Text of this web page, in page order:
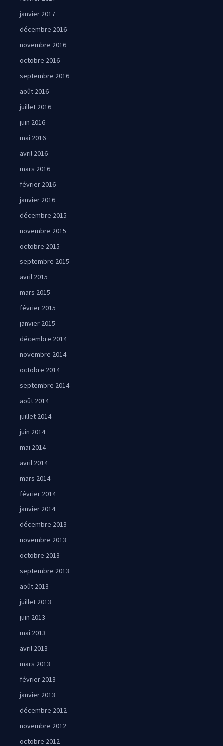
janvier 2017
décembre 2016
novembre 2016
octobre 2016
septembre 2016
août 2016
juillet 2016
juin 2016
mai 2016
avril 2016
mars 2016
février 2016
janvier 2016
décembre 2015
novembre 2015
octobre 2015
septembre 2015
avril 2015
mars 2015
février 2015
janvier 2015
décembre 2014
novembre 2014
octobre 2014
septembre 2014
août 2014
juillet 2014
juin 2014
mai 2014
avril 2014
mars 2014
février 2014
janvier 2014
décembre 2013
novembre 2013
octobre 2013
septembre 2013
août 2013
juillet 2013
juin 2013
mai 2013
avril 2013
mars 2013
février 2013
janvier 2013
décembre 2012
novembre 2012
octobre 2012